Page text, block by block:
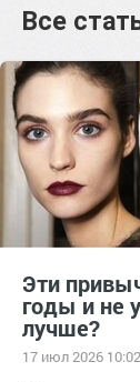
Все
Эти
годы и не
лучше?
17 июл 2026 10:02